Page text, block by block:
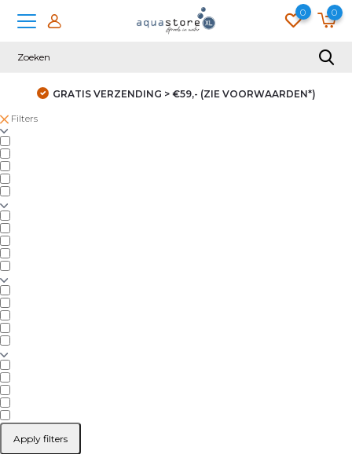
0 0
GRATIS VERZENDING > €59,- (ZIE VOORWAARDEN*)
Filters
Apply filters